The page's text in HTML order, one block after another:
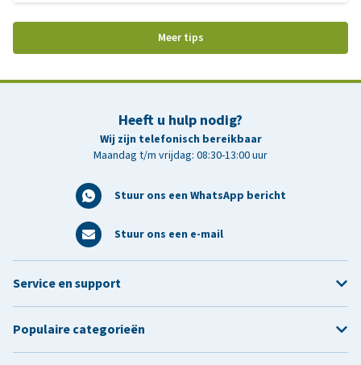
Meer tips
Heeft u hulp nodig?
Wij zijn telefonisch bereikbaar
Maandag t/m vrijdag: 08:30-13:00 uur
Stuur ons een WhatsApp bericht
Stuur ons een e-mail
Service en support
Populaire categorieën